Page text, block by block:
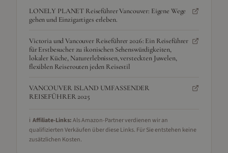
LONELY PLANET Reiseführer Vancouver: Eigene Wege
gehen und Einzigartiges erleben.
Victoria und Vancouver Reiseführer 2026: Ein Reiseführer
für Erstbesucher zu ikonischen Sehenswürdigkeiten,
lokaler Küche, Naturerlebnissen, versteckten Juwelen,
flexiblen Reiserouten jeden Reisestil
VANCOUVER ISLAND UMFASSENDER
REISEFÜHRER 2025
ℹ️ Affiliate-Links:Als Amazon-Partner verdienen wir an
qualifizierten Verkäufen über diese Links. Für Sie entstehen keine
zusätzlichen Kosten.